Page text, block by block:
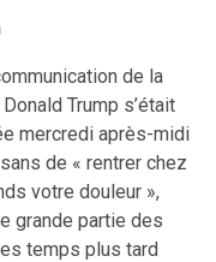
de la
Trump s’était
mercredi après-midi
de « rentrer chez
votre douleur »,
grande partie des
temps plus tard